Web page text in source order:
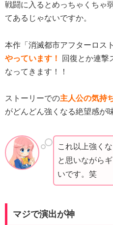
戦闘に入るとめっちゃくちゃ
てあるじゃないですか。
本作「消滅都市アフターロス
やっています！
回復とか連撃
なってきます！！
ストーリーでの主人公の気持
がどんどん強くなる絶望感が
これ以上強く
と思いながら
いです。笑
マジで演出が神